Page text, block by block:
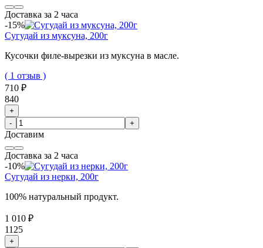
Доставка за 2 часа
-15%
Сугудай из муксуна, 200г
Кусочки филе-вырезки из муксуна в масле.
( 1 отзыв )
710 ₽
840
+
-
+
Доставим
Доставка за 2 часа
-10%
Сугудай из нерки, 200г
100% натуральный продукт.
1 010 ₽
1125
+